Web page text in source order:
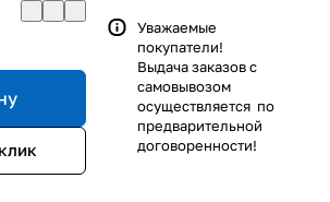
Уважаемые
покупатели!
Выдача заказов с
самовывозом
осуществляется по
предварительной
договоренности!